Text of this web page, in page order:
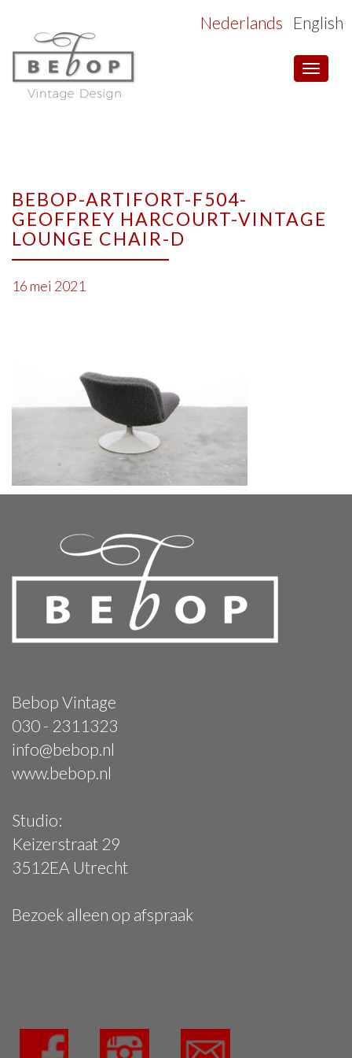
Toggle
Nederlands English
BEBOP-ARTIFORT-F504-
GEOFFREY HARCOURT-VINTAGE
LOUNGE CHAIR-D
16 mei 2021
Bebop Vintage
030 - 2311323
info@bebop.nl
www.bebop.nl
Studio:
Keizerstraat 29
3512EA Utrecht
Bezoek alleen op afspraak